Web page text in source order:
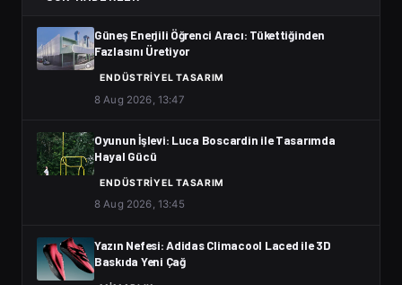
Güneş Enerjili Öğrenci Aracı: Tükettiğinden
Fazlasını Üretiyor
ENDÜSTRIYEL TASARIM
8 Aug 2026, 13:47
Oyunun İşlevi: Luca Boscardin ile Tasarımda
Hayal Gücü
ENDÜSTRIYEL TASARIM
8 Aug 2026, 13:45
Yazın Nefesi: Adidas Climacool Laced ile 3D
Baskıda Yeni Çağ